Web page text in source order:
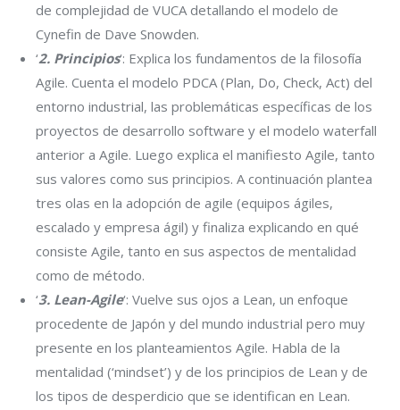
de complejidad de VUCA detallando el modelo de
Cynefin de Dave Snowden.
‘2. Principios‘: Explica los fundamentos de la filosofía
Agile. Cuenta el modelo PDCA (Plan, Do, Check, Act) del
entorno industrial, las problemáticas específicas de los
proyectos de desarrollo software y el modelo waterfall
anterior a Agile. Luego explica el manifiesto Agile, tanto
sus valores como sus principios. A continuación plantea
tres olas en la adopción de agile (equipos ágiles,
escalado y empresa ágil) y finaliza explicando en qué
consiste Agile, tanto en sus aspectos de mentalidad
como de método.
‘3. Lean-Agile‘: Vuelve sus ojos a Lean, un enfoque
procedente de Japón y del mundo industrial pero muy
presente en los planteamientos Agile. Habla de la
mentalidad (‘mindset’) y de los principios de Lean y de
los tipos de desperdicio que se identifican en Lean.